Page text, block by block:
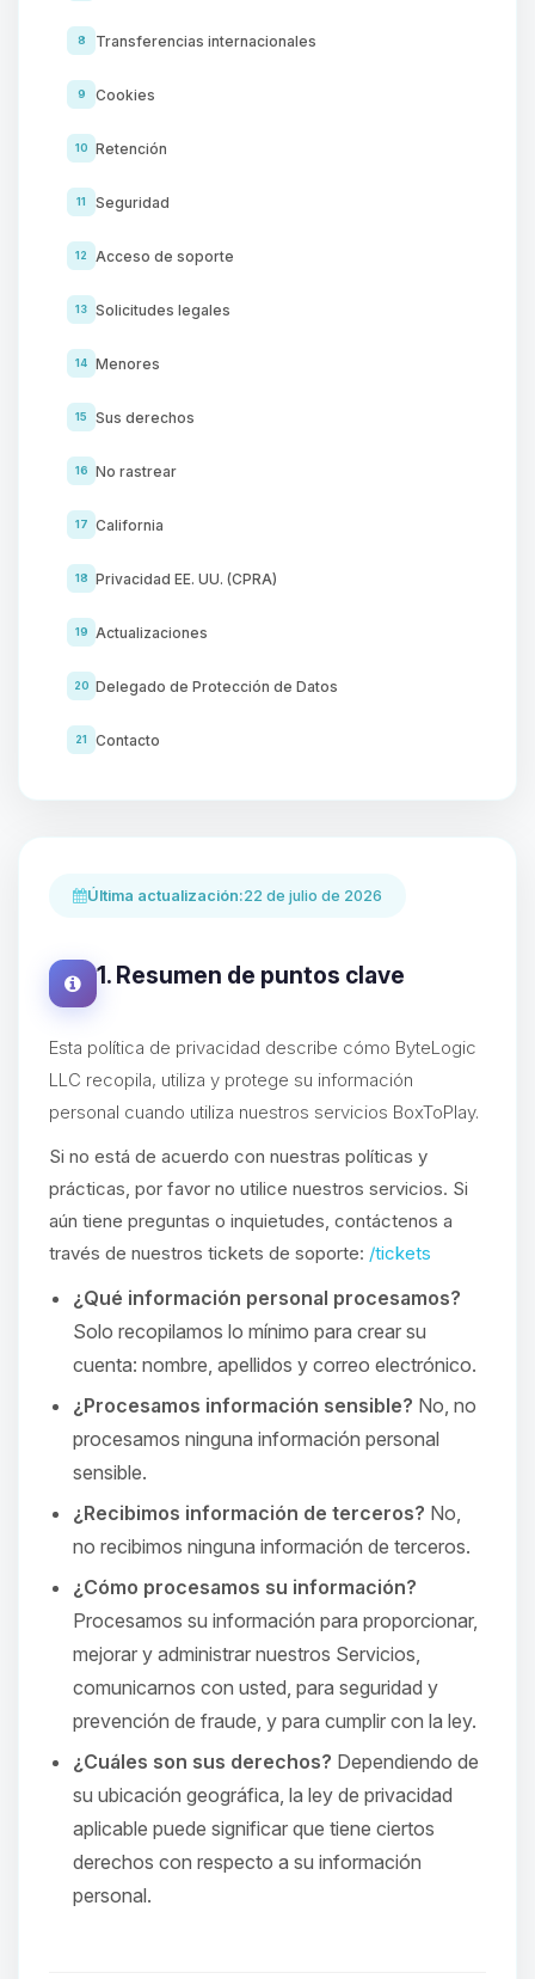
8 Transferencias internacionales
9 Cookies
10 Retención
11 Seguridad
12 Acceso de soporte
13 Solicitudes legales
14 Menores
15 Sus derechos
16 No rastrear
17 California
18 Privacidad EE. UU. (CPRA)
19 Actualizaciones
20 Delegado de Protección de Datos
21 Contacto
Última actualización:22 de julio de 2026
1. Resumen de puntos clave
Esta política de privacidad describe cómo ByteLogic
LLC recopila, utiliza y protege su información
personal cuando utiliza nuestros servicios BoxToPlay.
Si no está de acuerdo con nuestras políticas y
prácticas, por favor no utilice nuestros servicios. Si
aún tiene preguntas o inquietudes, contáctenos a
través de nuestros tickets de soporte: /tickets
¿Qué información personal procesamos?
Solo recopilamos lo mínimo para crear su
cuenta: nombre, apellidos y correo electrónico.
¿Procesamos información sensible? No, no
procesamos ninguna información personal
sensible.
¿Recibimos información de terceros? No,
no recibimos ninguna información de terceros.
¿Cómo procesamos su información?
Procesamos su información para proporcionar,
mejorar y administrar nuestros Servicios,
comunicarnos con usted, para seguridad y
prevención de fraude, y para cumplir con la ley.
¿Cuáles son sus derechos? Dependiendo de
su ubicación geográfica, la ley de privacidad
aplicable puede significar que tiene ciertos
derechos con respecto a su información
personal.